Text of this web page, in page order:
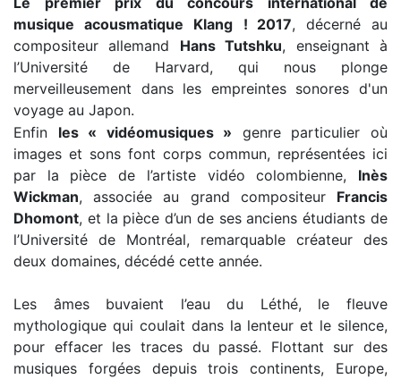
musique acousmatique Klang
! 2017, décerné au
compositeur allemand Hans Tutshku, enseignant à
l’Université de Harvard, qui nous plonge
merveilleusement dans les empreintes sonores d'un
voyage au Japon.
Enfin les « vidéomusiques » genre particulier où
images et sons font corps commun, représentées ici
par la pièce de l’artiste vidéo colombienne, Inès
Wickman, associée au grand compositeur Francis
Dhomont, et la pièce d’un de ses anciens étudiants de
l’Université de Montréal, remarquable créateur des
deux domaines, décédé cette année.
Les âmes buvaient l’eau du Léthé, le fleuve
mythologique qui coulait dans la lenteur et le silence,
pour effacer les traces du passé. Flottant sur des
musiques forgées depuis trois continents, Europe,